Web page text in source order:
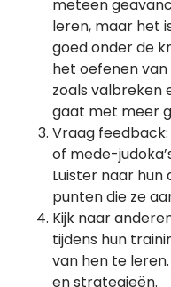
meteen
leren, maar het
goed onder de
het oefenen
zoals valbreken
gaat met meer
Vraag
of mede-
Luister naar hun
punten die ze
Kijk naar
tijdens hun
van hen te
en strategieën.